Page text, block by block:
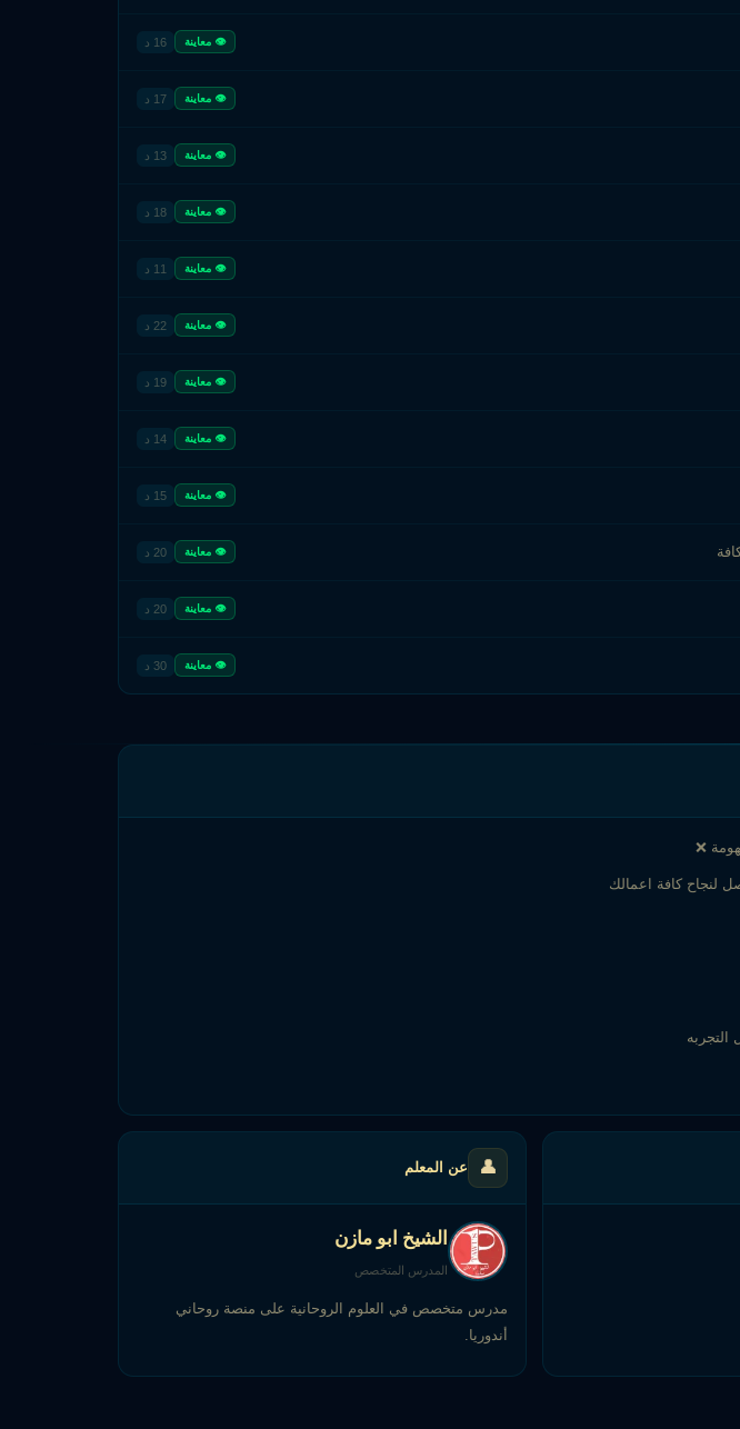
👁 معاينة 16 د
👁 معاينة 17 د
👁 معاينة 13 د
👁 معاينة 18 د
👁 معاينة 11 د
👁 معاينة 22 د
👁 معاينة 19 د
👁 معاينة 14 د
👁 معاينة 15 د
👁 معاينة 20 د
👁 معاينة 20 د
👁 معاينة 30 د
❌
لنجاح كافة اعمالك
👤 عن المعلم
الشيخ ابو مازن
المدرس المتخصص
مدرس متخصص في العلوم الروحانية على منصة روحاني
أندوريا.